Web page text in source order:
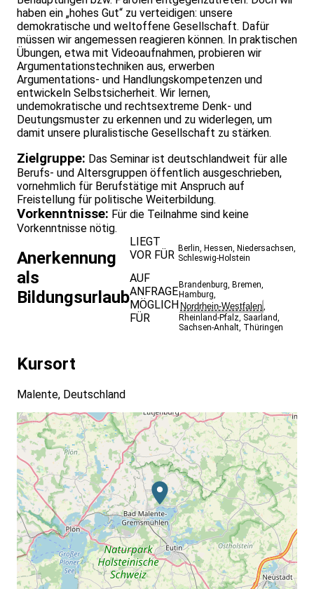
haben ein „hohes Gut“ zu verteidigen: unsere
demokratische und weltoffene Gesellschaft. Dafür
müssen wir angemessen reagieren können. In praktischen
Übungen, etwa mit Videoaufnahmen, probieren wir
Argumentationstechniken aus, erwerben
Argumentations- und Handlungskompetenzen und
entwickeln Selbstsicherheit. Wir lernen,
undemokratische und rechtsextreme Denk- und
Deutungsmuster zu erkennen und zu widerlegen, um
damit unsere pluralistische Gesellschaft zu stärken.
Zielgruppe: Das Seminar ist deutschlandweit für alle
Berufs- und Altersgruppen öffentlich ausgeschrieben,
vornehmlich für Berufstätige mit Anspruch auf
Freistellung für politische Weiterbildung.
Vorkenntnisse: Für die Teilnahme sind keine
Vorkenntnisse nötig.
Anerkennung
als
Bildungsurlaub
LIEGT
VOR FÜR Berlin ,Hessen ,Niedersachsen
Schleswig-Holstein
AUF
ANFRAGE
MÖGLICH
FÜR
Brandenburg Bremen
Hamburg
Nordrhein-Westfalen
Rheinland-Pfalz Saarland
Sachsen-Anhalt Thüringen
Kursort
Malente, Deutschland